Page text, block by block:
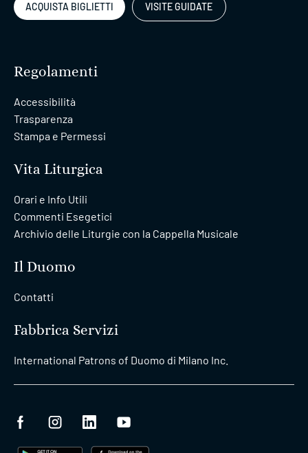
ACQUISTA BIGLIETTI VISITE GUIDATE
Regolamenti
Accessibilità
Trasparenza
Stampa e Permessi
Vita Liturgica
Orari e Info Utili
Commenti Esegetici
Archivio delle Liturgie con la Cappella Musicale
Il Duomo
Contatti
Fabbrica Servizi
International Patrons of Duomo di Milano Inc.